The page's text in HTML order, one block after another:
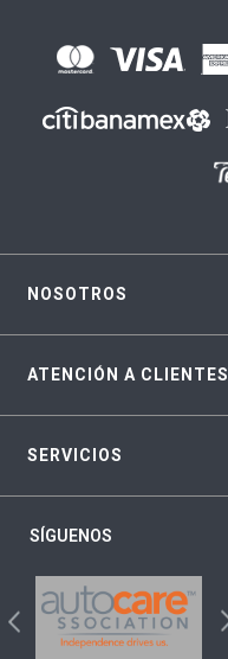
NOSOTROS
ATENCIÓN A CLIENTES
SERVICIOS
SÍGUENOS